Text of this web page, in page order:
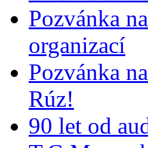
Pozvánka
organizací
Pozvánka
Rúz!
90 let od